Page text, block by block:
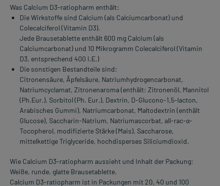
Was Calcium D3-ratiopharm enthält:
Die Wirkstoffe sind Calcium (als Calciumcarbonat) und
Colecalciferol (Vitamin D3).
Jede Brausetablette enthält 600 mg Calcium (als
Calciumcarbonat) und 10 Mikrogramm Colecalciferol (Vitamin
D3, entsprechend 400 I.E.)
Die sonstigen Bestandteile sind:
Citronensäure, Äpfelsäure, Natriumhydrogencarbonat,
Natriumcyclamat, Zitronenaroma (enthält: Zitronenöl, Mannitol
(Ph.Eur.), Sorbitol (Ph. Eur.), Dextrin, D-Glucono-1,5-lacton,
Arabisches Gummi), Natriumcarbonat, Maltodextrin (enthält
Glucose), Saccharin-Natrium, Natriumascorbat, all-rac-α-
Tocopherol, modifizierte Stärke (Mais), Saccharose,
mittelkettige Triglyceride, hochdisperses Siliciumdioxid.
Wie Calcium D3-ratiopharm aussieht und Inhalt der Packung:
Weiße, runde, glatte Brausetablette.
Calcium D3-ratiopharm ist in Packungen mit 20, 40 und 100